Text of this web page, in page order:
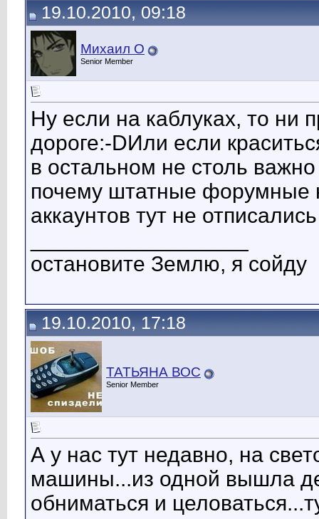
19.10.2010, 09:18
Михаил О
Senior Member
Ну если на каблуках, то ни
дороге:-DИли если
в остальном не столь
почему штатные форумные
аккаунтов тут не
остановите Землю, я сойду
19.10.2010, 17:18
ТАТЬЯНА ВОС
Senior Member
А у нас тут недавно, на
машины...из одной вышла
обниматься и